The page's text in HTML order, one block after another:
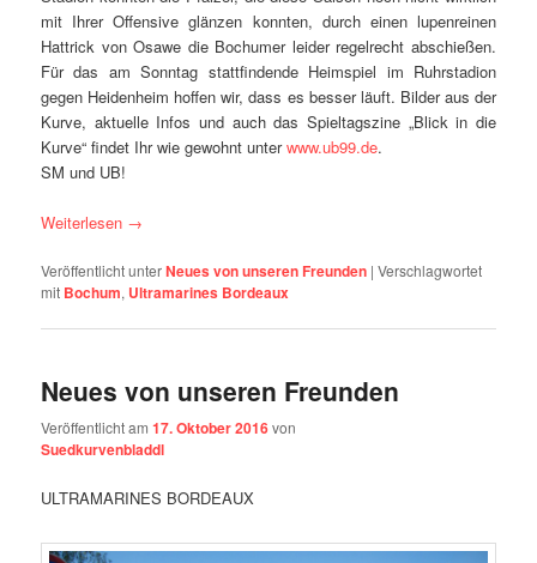
mit Ihrer Offensive glänzen konnten, durch einen lupenreinen
Hattrick von Osawe die Bochumer leider regelrecht abschießen.
Für das am Sonntag stattfindende Heimspiel im Ruhrstadion
gegen Heidenheim hoffen wir, dass es besser läuft. Bilder aus der
Kurve, aktuelle Infos und auch das Spieltagszine „Blick in die
Kurve“ findet Ihr wie gewohnt unterwww.ub99.de.
SM und UB!
Weiterlesen →
Veröffentlicht unterNeues von unseren Freunden |Verschlagwortet
mit Bochum, Ultramarines Bordeaux
Neues von unseren Freunden
Veröffentlicht am17. Oktober 2016von
Suedkurvenbladdl
ULTRAMARINES BORDEAUX